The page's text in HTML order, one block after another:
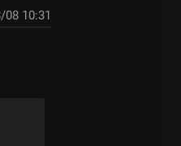
10:31